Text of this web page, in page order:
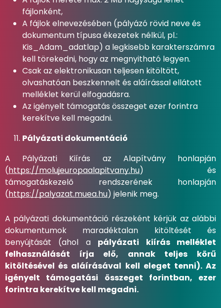
fájlonként,
A fájlok elnevezésében (pályázó rövid neve és
dokumentum típusa ékezetek nélkül, pl.:
Kis_Adam_adatlap) a legkisebb karakterszámra
kell törekedni, hogy az megnyitható legyen.
Csak az elektronikusan teljesen kitöltött,
olvashatóan beszkennelt és aláírással ellátott
melléklet kerül elfogadásra.
Az igényelt támogatás összeget ezer forintra
kerekítve kell megadni.
Pályázati dokumentáció
A Pályázati Kiírás az Alapítvány honlapján
(https://molujeuropaalapitvany.hu) és
támogatáskezelő rendszerének honlapján
(https://palyazat.muea.hu) jelenik meg.
A pályázati dokumentáció részeként kérjük az alábbi
dokumentumok maradéktalan kitöltését és
benyújtását (ahol a pályázati kiírás melléklet
felhasználását írja elő, annak teljes körű
kitöltésével és aláírásával kell eleget tenni). Az
igényelt támogatási összeget forintban, ezer
forintra kerekítve kell megadni.